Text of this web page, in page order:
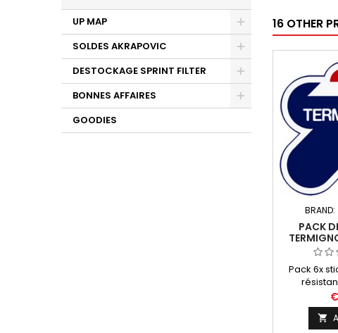
UP MAP
SOLDES AKRAPOVIC
DESTOCKAGE SPRINT FILTER
BONNES AFFAIRES
GOODIES
16 OTHER
BRAND:
PACK
Pack 6x
